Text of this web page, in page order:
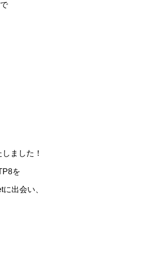
ました！
を
出会い、